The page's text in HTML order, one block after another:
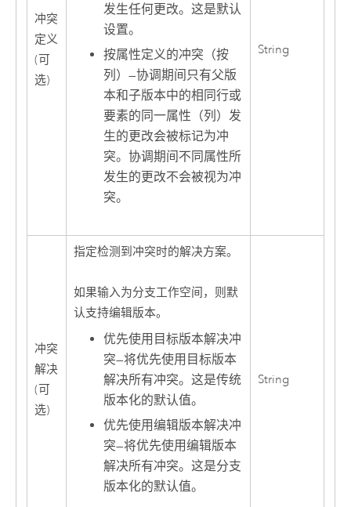
冲突
定义
(可
选)
发生任何更改。这是默认
设置。
按属性定义的冲突（按
列）—协调期间只有父版
本和子版本中的相同行或
要素的同一属性（列）发
生的更改会被标记为冲
突。协调期间不同属性所
发生的更改不会被视为冲
突。
String
冲突
解决
(可
选)
指定检测到冲突时的解决方案。
如果输入为分支工作空间，则默
认支持编辑版本。
优先使用目标版本解决冲
突—将优先使用目标版本
解决所有冲突。这是传统
版本化的默认值。
优先使用编辑版本解决冲
突—将优先使用编辑版本
解决所有冲突。这是分支
版本化的默认值。
String